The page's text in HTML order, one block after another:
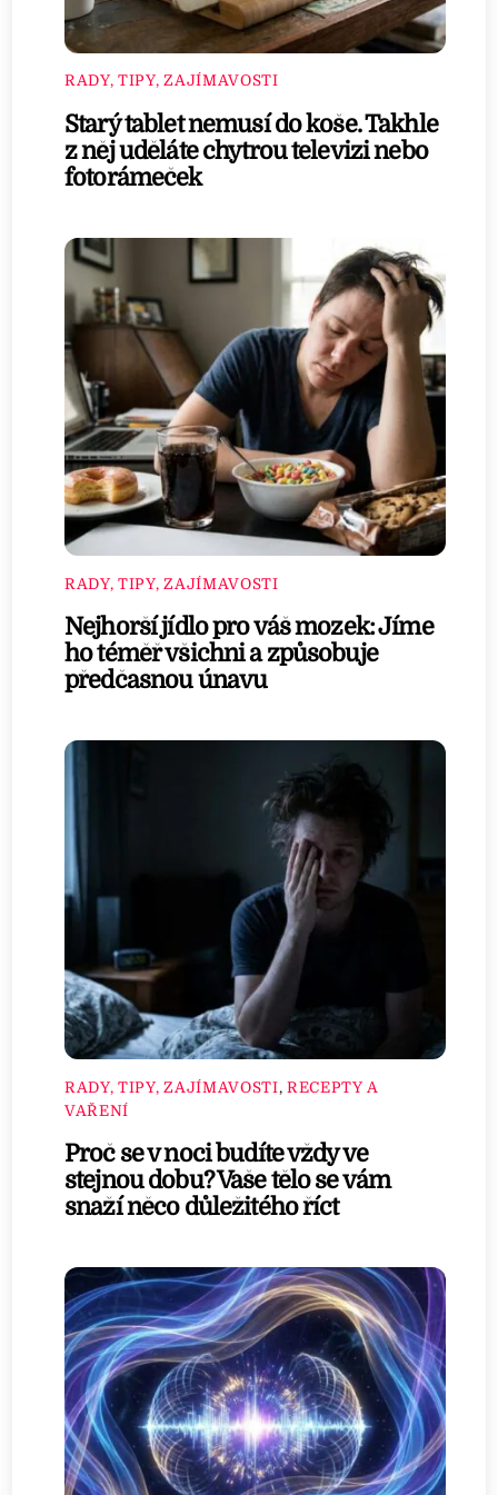
RADY, TIPY, ZAJÍMAVOSTI
Starý tablet nemusí do koše. Takhle
z něj uděláte chytrou televizi nebo
fotorámeček
RADY, TIPY, ZAJÍMAVOSTI
Nejhorší jídlo pro váš mozek: Jíme
ho téměř všichni a způsobuje
předčasnou únavu
RADY, TIPY, ZAJÍMAVOSTI, RECEPTY A
VAŘENÍ
Proč se v noci budíte vždy ve
stejnou dobu? Vaše tělo se vám
snaží něco důležitého říct